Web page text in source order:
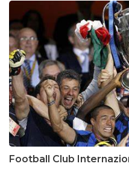
Football Club